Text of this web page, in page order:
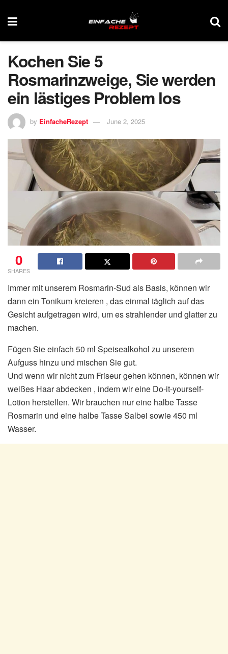
Kochen Sie 5
Rosmarinzweige, Sie werden
ein lästiges Problem los
by EinfacheRezept June 2, 2025
0
SHARES
Immer mit unserem Rosmarin-Sud als Basis, können wir
dann ein Tonikum kreieren , das einmal täglich auf das
Gesicht aufgetragen wird, um es strahlender und glatter zu
machen.
Fügen Sie einfach 50 ml Speisealkohol zu unserem
Aufguss hinzu und mischen Sie gut.
Und wenn wir nicht zum Friseur gehen können, können wir
weißes Haar abdecken , indem wir eine Do-it-yourself-
Lotion herstellen. Wir brauchen nur eine halbe Tasse
Rosmarin und eine halbe Tasse Salbei sowie 450 ml
Wasser.